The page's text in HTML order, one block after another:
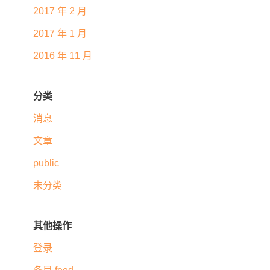
2017 年 2 月
2017 年 1 月
2016 年 11 月
分类
消息
文章
public
未分类
其他操作
登录